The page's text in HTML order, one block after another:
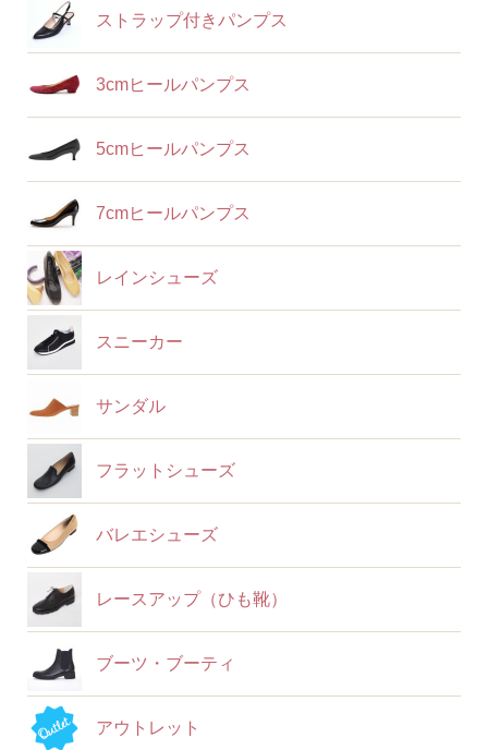
ストラップ付きパンプス
3cmヒールパンプス
5cmヒールパンプス
7cmヒールパンプス
レインシューズ
スニーカー
サンダル
フラットシューズ
バレエシューズ
レースアップ（ひも靴）
ブーツ・ブーティ
アウトレット